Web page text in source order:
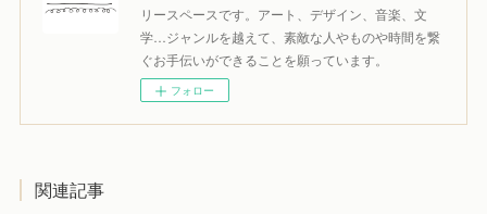
リースペースです。アート、デザイン、音楽、文
学…ジャンルを越えて、素敵な人やものや時間を繋
ぐお手伝いができることを願っています。
フォロー
関連記事